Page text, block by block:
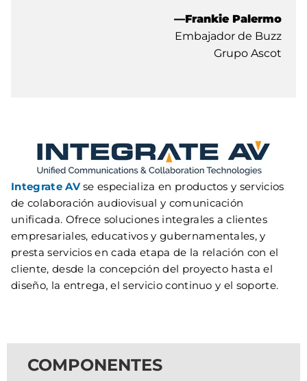
—Frankie Palermo
Embajador de Buzz
Grupo Ascot
Integrate AVse especializa en productos y servicios
de colaboración audiovisual y comunicación
unificada. Ofrece soluciones integrales a clientes
empresariales, educativos y gubernamentales, y
presta servicios en cada etapa de la relación con el
cliente, desde la concepción del proyecto hasta el
diseño, la entrega, el servicio continuo y el soporte.
COMPONENTES